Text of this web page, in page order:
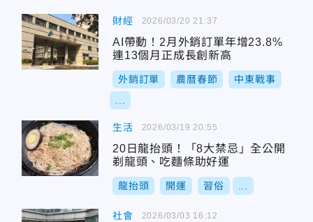
財經
AI帶動！2月外銷訂單年增23.8%
連13個月正成長創新高
外銷訂單 農曆春節 中東戰事
2026/03/20 21:37
生活
20日龍抬頭！「8大禁忌」全公開
剃龍頭、吃麵條助好運
龍抬頭 開運 習俗
2026/03/19 20:55
社會 2026/03/03 16:12